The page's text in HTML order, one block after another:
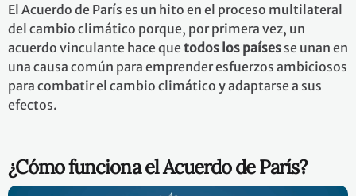
El Acuerdo de París es un hito en el proceso multilateral
del cambio climático porque, por primera vez, un
acuerdo vinculante hace quetodos los países se unan en
una causa común para emprender esfuerzos ambiciosos
para combatir el cambio climático y adaptarse a sus
efectos.
¿Cómo funciona el Acuerdo de París?